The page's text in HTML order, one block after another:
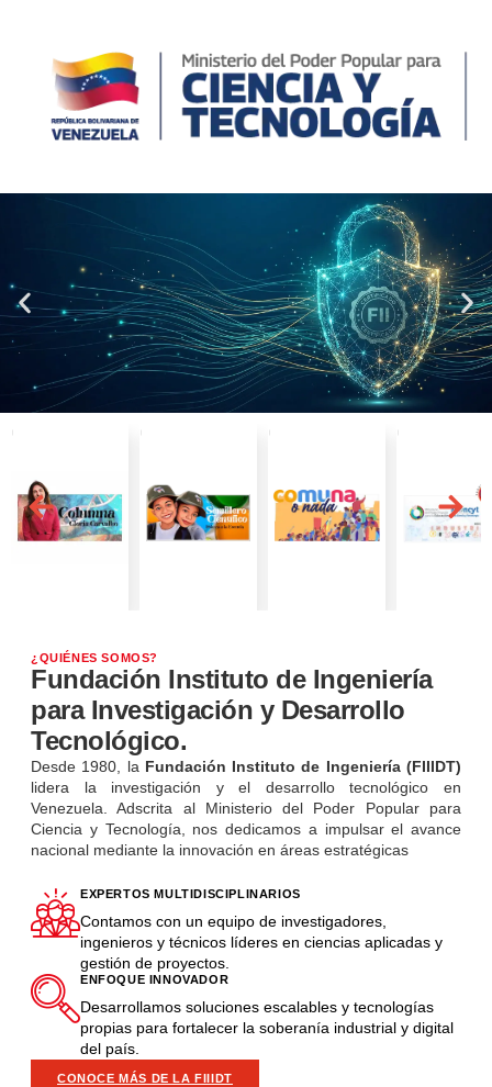
Máxima seguridad y plena validez jurídica para tus documentos
electrónicos. Adopta la transformación digital del Estado.
¿QUIÉNES SOMOS?
Fundación Instituto de Ingeniería
para Investigación y Desarrollo
Tecnológico.
Desde 1980, la Fundación Instituto de Ingeniería (FIIIDT)
lidera la investigación y el desarrollo tecnológico en
Venezuela. Adscrita al Ministerio del Poder Popular para
Ciencia y Tecnología, nos dedicamos a impulsar el avance
nacional mediante la innovación en áreas estratégicas
EXPERTOS MULTIDISCIPLINARIOS
Contamos con un equipo de investigadores,
ingenieros y técnicos líderes en ciencias aplicadas y
gestión de proyectos.
ENFOQUE INNOVADOR
Desarrollamos soluciones escalables y tecnologías
propias para fortalecer la soberanía industrial y digital
del país.
CONOCE MÁS DE LA FIIIDT